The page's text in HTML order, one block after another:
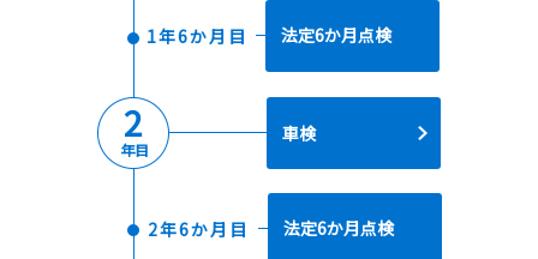
1年6か月目 法定6か月点検
2
年目
車検
2年6か月目 法定6か月点検